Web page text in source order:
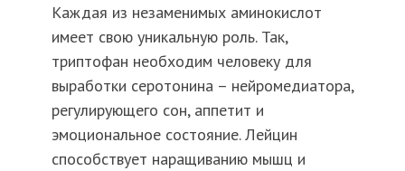
Каждая из незаменимых аминокислот
имеет свою уникальную роль. Так,
триптофан необходим человеку для
выработки серотонина – нейромедиатора,
регулирующего сон, аппетит и
эмоциональное состояние. Лейцин
способствует наращиванию мышц и